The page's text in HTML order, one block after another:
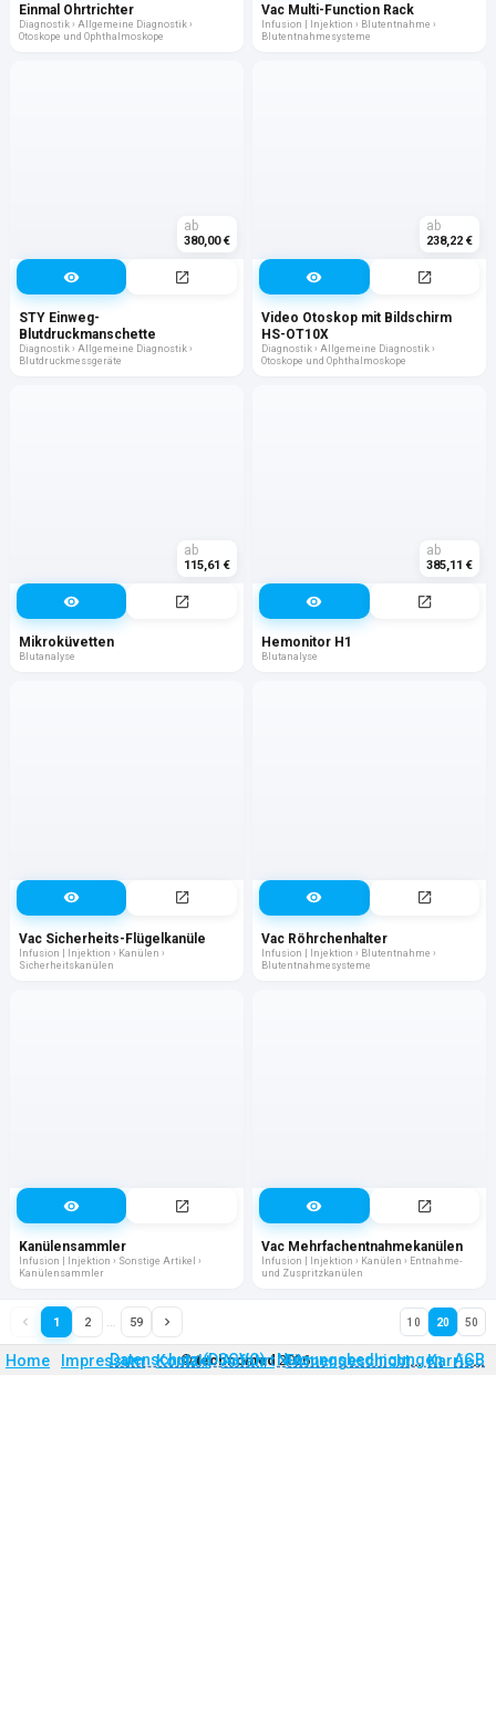
Einmal Ohrtrichter
Diagnostik › Allgemeine Diagnostik ›
Otoskope und Ophthalmoskope
Vac Multi-Function Rack
Infusion | Injektion › Blutentnahme ›
Blutentnahmesysteme
ab
380,00 €
STY Einweg-
Blutdruckmanschette
Diagnostik › Allgemeine Diagnostik ›
Blutdruckmessgeräte
ab
238,22 €
Video Otoskop mit Bildschirm
HS-OT10X
Diagnostik › Allgemeine Diagnostik ›
Otoskope und Ophthalmoskope
ab
115,61 €
Mikroküvetten
Blutanalyse
ab
385,11 €
Hemonitor H1
Blutanalyse
Vac Sicherheits-Flügelkanüle
Infusion | Injektion › Kanülen ›
Sicherheitskanülen
Vac Röhrchenhalter
Infusion | Injektion › Blutentnahme ›
Blutentnahmesysteme
Kanülensammler
Infusion | Injektion › Sonstige Artikel ›
Kanülensammler
Vac Mehrfachentnahmekanülen
Infusion | Injektion › Kanülen › Entnahme-
und Zuspritzkanülen
1 2 … 59 10 20 50
Home Impressum Kontakt Anfahrt Firmengeschichte Karriere
©technomed 2026
Datenschutz (DSGVO) Nutzungsbedingungen AGB